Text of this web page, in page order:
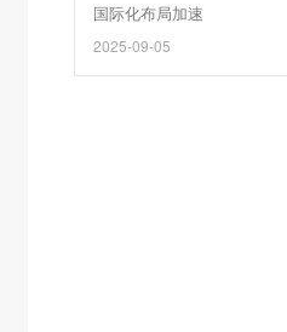
国际化布局加速
2025-09-05